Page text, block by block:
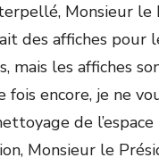
Monsieur le
des affiches
les affiches
fois encore, je ne
de
Monsieur le